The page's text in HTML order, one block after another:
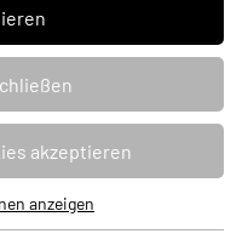
akzeptieren
anzeigen